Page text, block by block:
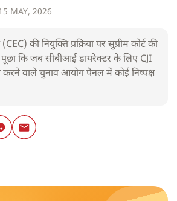
MAY, 2026
की नियुक्ति प्रक्रिया पर सुप्रीम कोर्ट की
पूछा कि जब सीबीआई डायरेक्टर के लिए CJI
करने वाले चुनाव आयोग पैनल में कोई निष्पक्ष